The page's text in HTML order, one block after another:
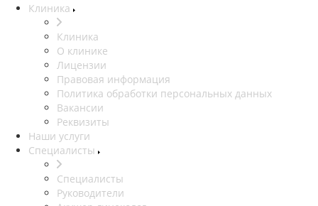
Клиника
Клиника
О клинике
Лицензии
Правовая информация
Политика обработки персональных данных
Вакансии
Реквизиты
Наши услуги
Специалисты
Специалисты
Руководители